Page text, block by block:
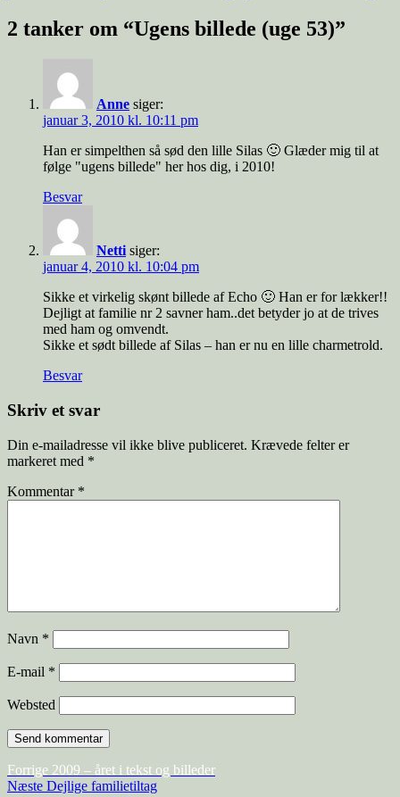
2 tanker om “Ugens billede (uge 53)”
Anne siger:
januar 3, 2010 kl. 10:11 pm
Han er simpelthen så sød den lille Silas 🙂 Glæder mig til at
følge "ugens billede" her hos dig, i 2010!
Besvar
Netti siger:
januar 4, 2010 kl. 10:04 pm
Sikke et virkelig skønt billede af Echo 🙂 Han er for lækker!!
Dejligt at familie nr 2 savner ham..det betyder jo at de trives
med ham og omvendt.
Sikke et sødt billede af Silas – han er nu en lille charmetrold.
Besvar
Skriv et svar
Din e-mailadresse vil ikke blive publiceret. Krævede felter er
markeret med *
Kommentar *
Navn *
E-mail *
Websted
Indlægsnavigation
Forrige Forrige
indlæg:
2009 – året i tekst og billeder
Næste Næste
Dejlige familietiltag